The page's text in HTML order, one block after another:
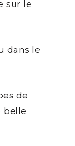
sur le
dans le
de
belle